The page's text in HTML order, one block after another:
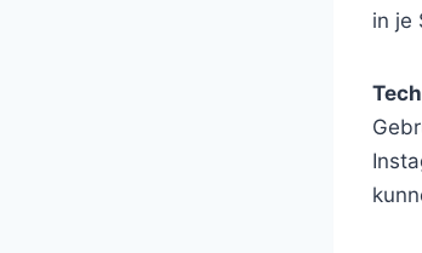
in je